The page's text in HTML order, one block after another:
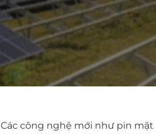
công nghệ mới như pin mặt